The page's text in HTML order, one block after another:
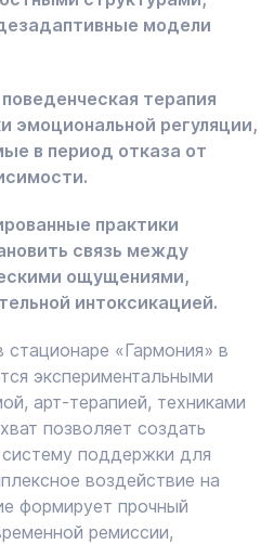
модели
терапия
эмоциональной регуляции,
в период отказа от
практики
связь между
ощущениями,
интоксикацией.
стационаре «Гармония» в
экспериментальными
арт-терапией, техниками
позволяет создать
поддержки для
воздействие на
формирует прочный
ремиссии,